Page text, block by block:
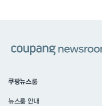
쿠팡뉴스룸
뉴스룸 안내